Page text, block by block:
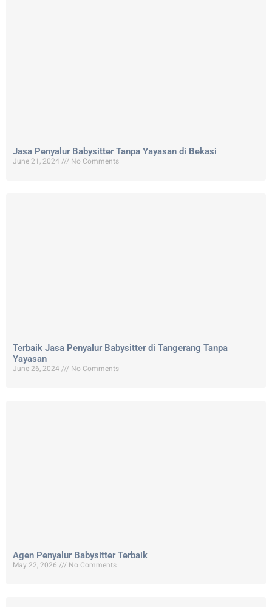
Jasa Penyalur Babysitter Tanpa Yayasan di Bekasi
June 21, 2024
No Comments
Terbaik Jasa Penyalur Babysitter di Tangerang Tanpa
Yayasan
June 26, 2024
No Comments
Agen Penyalur Babysitter Terbaik
May 22, 2026
No Comments